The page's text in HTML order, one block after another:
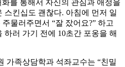
를 통해서 자신의 관심과 애정을
스킨십도 괜찮다. 아침에 먼저 일
물러주면서 “잘 잤어요?” 하고
하러 가기 전에 10초간 포옹을 해
가족상담학과 석좌교수는 “친밀